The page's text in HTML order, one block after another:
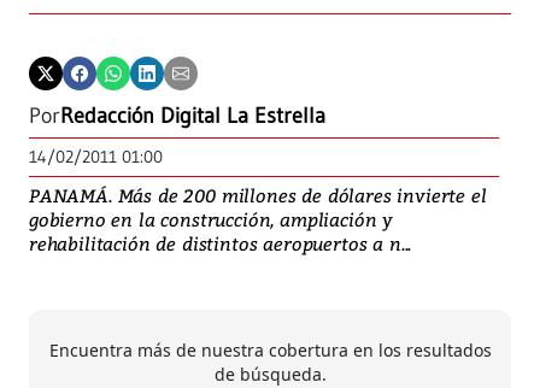
PorRedacción Digital La Estrella
14/02/2011 01:00
PANAMÁ. Más de 200 millones de dólares invierte el
gobierno en la construcción, ampliación y
rehabilitación de distintos aeropuertos a n...
Encuentra más de nuestra cobertura en los resultados
de búsqueda.